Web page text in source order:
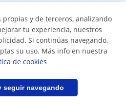
9,5/10
propias y de terceros, analizando
tu experiencia, nuestros
Si continúas navegando,
su uso. Más info en nuestra
de cookies
seguir navegando